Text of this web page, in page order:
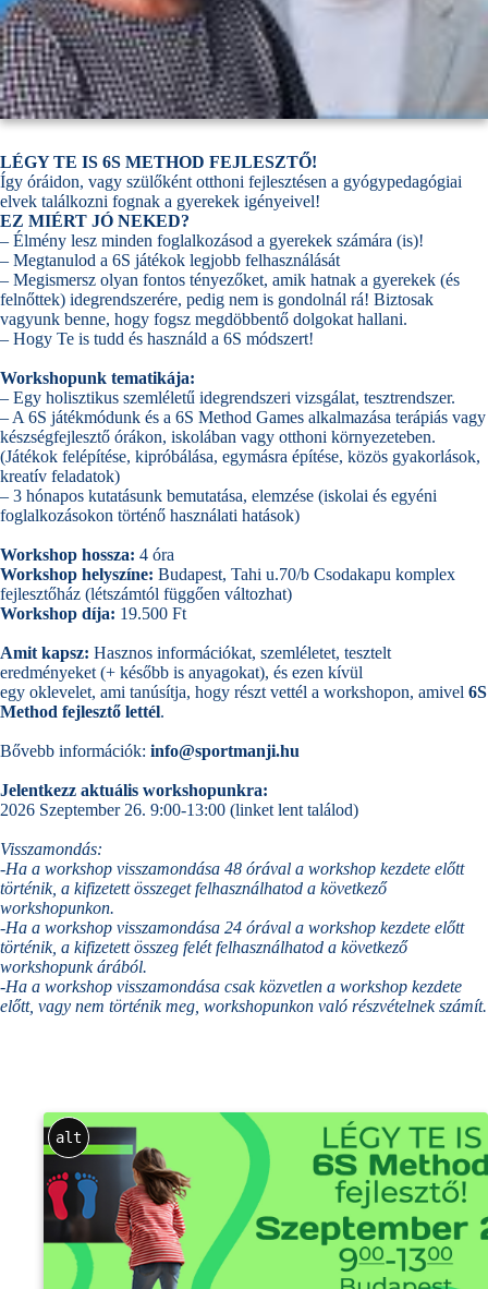
LÉGY TE IS 6S METHOD FEJLESZTŐ!
Így óráidon, vagy szülőként otthoni fejlesztésen a gyógypedagógiai
elvek találkozni fognak a gyerekek igényeivel!
EZ MIÉRT JÓ NEKED?
– Élmény lesz minden foglalkozásod a gyerekek számára (is)!
– Megtanulod a 6S játékok legjobb felhasználását
– Megismersz olyan fontos tényezőket, amik hatnak a gyerekek (és
felnőttek) idegrendszerére, pedig nem is gondolnál rá! Biztosak
vagyunk benne, hogy fogsz megdöbbentő dolgokat hallani.
– Hogy Te is tudd és használd a 6S módszert!
Workshopunk tematikája:
– Egy holisztikus szemléletű idegrendszeri vizsgálat, tesztrendszer.
– A 6S játékmódunk és a 6S Method Games alkalmazása terápiás vagy
készségfejlesztő órákon, iskolában vagy otthoni környezeteben.
(Játékok felépítése, kipróbálása, egymásra építése, közös gyakorlások,
kreatív feladatok)
– 3 hónapos kutatásunk bemutatása, elemzése (iskolai és egyéni
foglalkozásokon történő használati hatások)
Workshop hossza: 4 óra
Workshop helyszíne: Budapest, Tahi u.70/b Csodakapu komplex
fejlesztőház (létszámtól függően változhat)
Workshop díja: 19.500 Ft
Amit kapsz: Hasznos információkat, szemléletet, tesztelt
eredményeket (+ később is anyagokat), és ezen kívül
egy oklevelet, ami tanúsítja, hogy részt vettél a workshopon, amivel 6S
Method fejlesztő lettél.
Bővebb információk: info@sportmanji.hu
Jelentkezz aktuális workshopunkra:
2026 Szeptember 26. 9:00-13:00 (linket lent találod)
Visszamondás:
-Ha a workshop visszamondása 48 órával a workshop kezdete előtt
történik, a kifizetett összeget felhasználhatod a következő
workshopunkon.
-Ha a workshop visszamondása 24 órával a workshop kezdete előtt
történik, a kifizetett összeg felét felhasználhatod a következő
workshopunk árából.
-Ha a workshop visszamondása csak közvetlen a workshop kezdete
előtt, vagy nem történik meg, workshopunkon való részvételnek számít.
alt